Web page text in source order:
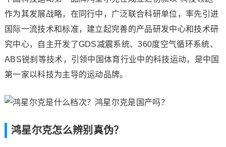
作为其发展战略，在同行中，广泛联合科研单位，率先引进
国际一流技术和标准，建立起完善的产品研发中心和技术研
究中心，自主开发了GDS减震系统、360度空气循环系统、
ABS锐刹等技术，引领中国体育行业中的科技运动，是中国
第一家以科技为主导的运动品牌。
鸿星尔克怎么辨别真伪？